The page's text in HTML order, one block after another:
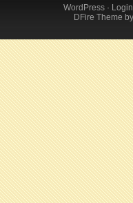
WordPress· Login
DFire Theme